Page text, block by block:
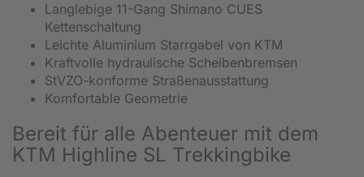
Langlebige 11-Gang Shimano CUES
Kettenschaltung
Leichte Aluminium Starrgabel von KTM
Kraftvolle hydraulische Scheibenbremsen
StVZO-konforme Straßenausstattung
Komfortable Geometrie
Bereit für alle Abenteuer mit dem
KTM Highline SL Trekkingbike